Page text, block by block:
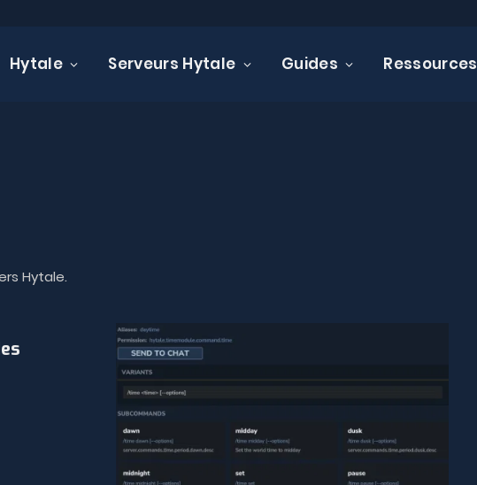
Hytale Serveurs Hytale Guides Ressources
Hytale.